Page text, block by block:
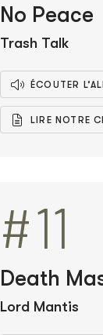
No Peace
Trash Talk
ÉCOUTER
LIRE NOTRE
#11
Death
Lord Mantis